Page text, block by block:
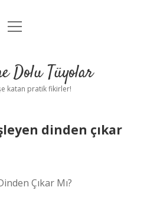
Anasayfa
Uyarı
menüyü
Dolu Tüyolar
katan pratik fikirler!
dinden çıkar
Çıkar Mı?